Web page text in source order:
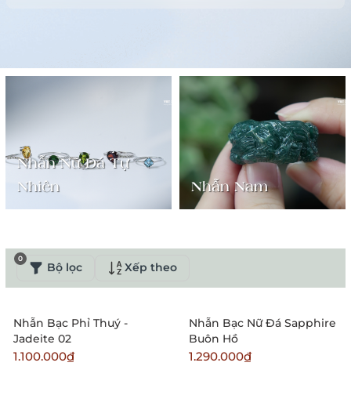
Nhẫn Nữ Đá Tự
Nhiên
Nhẫn Nam
Bộ lọc
0
Xếp theo
Nhẫn Bạc Phỉ Thuý -
Jadeite 02
1.100.000₫
Nhẫn Bạc Nữ Đá Sapphire
Buôn Hồ
1.290.000₫